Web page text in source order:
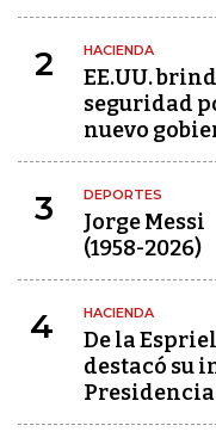
2 HACIENDA
EE.UU.
seguridad
nuevo
3 DEPORTES
Jorge Messi
(1958-2026)
4 HACIENDA
De la
destacó su
Presidencia